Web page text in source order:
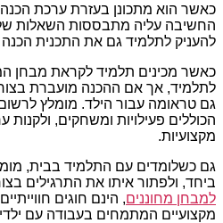
כאשר הוא מתכונן בעזרת ערכת
החשיבה עליה מתבססות השאלות
להעניק לתלמיד גם את התכנית הכנה
כאשר מכינים תלמיד לקראת מבחן
לתלמיד, אך אם ההכנה מועברת
גם טראומה עבור הילד. מומלץ
הכוללים פעילויות ומשחקים, ולקנות
מקצועיות.
גם כשלומדים עם התלמיד בבית,
ביחד, ולפתור איתו את התרגילים
למבחן מחוננים, הינם חוגים
מקצועיים המתמחים בעבודה עם